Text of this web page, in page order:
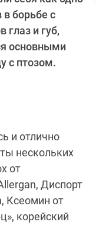
борьбе с
и губ,
основными
с птозом.
и отлично
нескольких
от
Диспорт
Ксеомин от
корейский